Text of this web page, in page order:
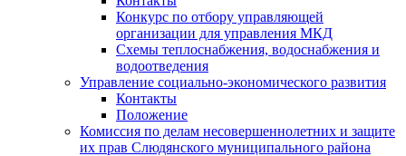
Конкурс по отбору управляющей
организации для управления МКД
Схемы теплоснабжения, водоснабжения и
водоотведения
Управление социально-экономического развития
Контакты
Положение
Комиссия по делам несовершеннолетних и защите
их прав Слюдянского муниципального района